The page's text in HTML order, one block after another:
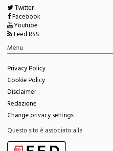
Twitter
Facebook
Youtube
Feed RSS
Menu
Privacy Policy
Cookie Policy
Disclaimer
Redazione
Change privacy settings
Questo sito è associato alla